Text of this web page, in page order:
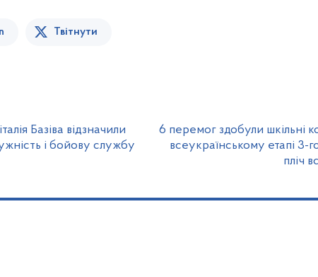
Твітнути
Базіва відзначили
і бойову службу
6 перемог здобули шкільні
всеукраїнському етапі 3-
пліч